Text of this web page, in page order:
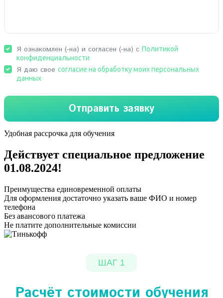
Удобная рассрочка для обучения
Действует специальное предложение
01.08.2024!
Преимущества единовременной оплаты
Для оформления достаточно указать ваше ФИО и номер
телефона
Без авансового платежа
Не платите дополнительные комиссии